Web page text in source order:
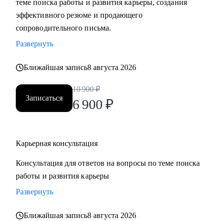
• Составить «продающее» резюме (самостоятельно
формата
• Выбрать между несколькими предложениями о работе и
Кому могу помочь:
Руководителям и специалистам из сфер производства, с/х,
сервисов и из госструктур по функциям:
• Административный блок (финансы, юриспруденция, HR,
ОТиТБ, СБ, ПТО, АХО, GR, секретариат, сметно-
договорная работа)
• Производственно-технический блок, строительство
теме поиска работы и развития карьеры, создания
эффективного резюме и продающего
сопроводительного письма.
Развернуть
Ближайшая запись8 августа 2026
Записаться
10 900 ₽
6 900 ₽
Карьерная консультация
Консультация для ответов на вопросы по теме поиска
работы и развития карьеры
Развернуть
Ближайшая запись8 августа 2026